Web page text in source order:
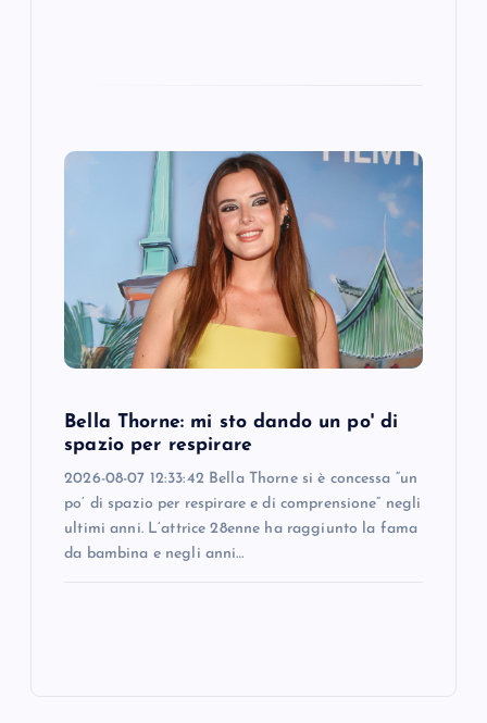
Bella Thorne: mi sto dando un po' di
spazio per respirare
2026-08-07 12:33:42 Bella Thorne si è concessa “un
po’ di spazio per respirare e di comprensione” negli
ultimi anni. L’attrice 28enne ha raggiunto la fama
da bambina e negli anni…